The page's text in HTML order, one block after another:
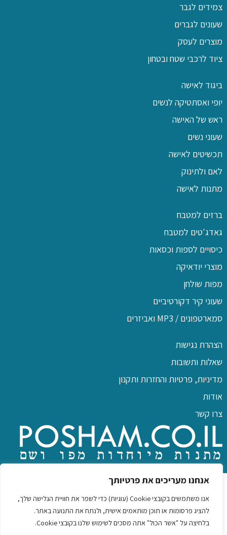
אנחנו מעריכים את פרטיותך
אנו משתמשים בקובצי Cookie (עוגיות) כדי לשפר את חוויית הגלישה שלך,
להציג פרסומות או תוכן מותאמים אישית, ולנתח את התנועה באתר.
בלחיצה על "אשר הכול" אתה מסכים לשימוש שלנו בקובצי Cookie.
צמידים לגבר
שעונים לגברים
מוצרים לעסק
ציוד לרכבי שטח ובטחון
ביגוד לאישה
יופי ואסתטיקה לנשים
ראש של האישה
שעוני נשים
תכשיטים לאישה
לאם ולתינוק
מתנות לאישה
ברזים למטבח
גאדג'טים למטבח
כיסויים לספות וכסאות
מוצרי יודאיקה
מפות שולחן
שעוני קיר דקורטיביים
סמארטפונים / MP3 ואביזרים
הצהרת נגישות
שאלות ותשובות
מדיניות, פרטיות והחזרות ותקנון
אודות
צרו קשר
כל הזכויות שמורות לפו שם